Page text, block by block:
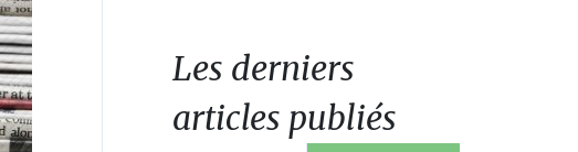
Les derniers
articles publiés